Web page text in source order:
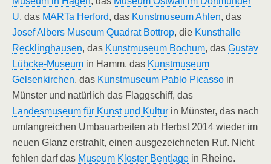
U, das MARTa Herford, das Kunstmuseum Ahlen, das
Josef Albers Museum Quadrat Bottrop, die Kunsthalle
Recklinghausen, das Kunstmuseum Bochum, das Gustav
Lübcke-Museum in Hamm, das Kunstmuseum
Gelsenkirchen, das Kunstmuseum Pablo Picasso in
Münster und natürlich das Flaggschiff, das
Landesmuseum für Kunst und Kultur in Münster, das nach
umfangreichen Umbauarbeiten ab Herbst 2014 wieder im
neuen Glanz erstrahlt, einen ausgezeichneten Ruf. Nicht
fehlen darf das Museum Kloster Bentlage in Rheine.